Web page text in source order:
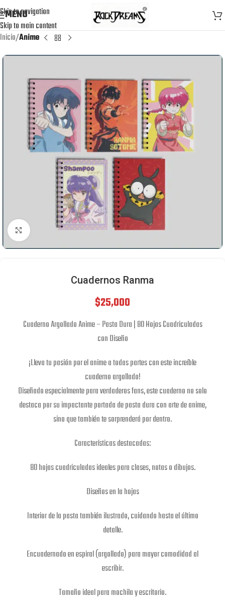
Skip to navigation
Skip to main content
MENU
Inicio Anime
Click to enlarge
Cuadernos Ranma
$25,000
Cuaderno Argollado Anime – Pasta Dura | 80 Hojas Cuadriculadas
con Diseño
¡Lleva tu pasión por el anime a todas partes con este increíble
cuaderno argollado!
Diseñado especialmente para verdaderos fans, este cuaderno no solo
destaca por su impactante portada de pasta dura con arte de anime,
sino que también te sorprenderá por dentro.
Características destacadas:
80 hojas cuadriculadas ideales para clases, notas o dibujos.
Diseños en la hojas
Interior de la pasta también ilustrado, cuidando hasta el último
detalle.
Encuadernado en espiral (argollado) para mayor comodidad al
escribir.
Tamaño ideal para mochila y escritorio.